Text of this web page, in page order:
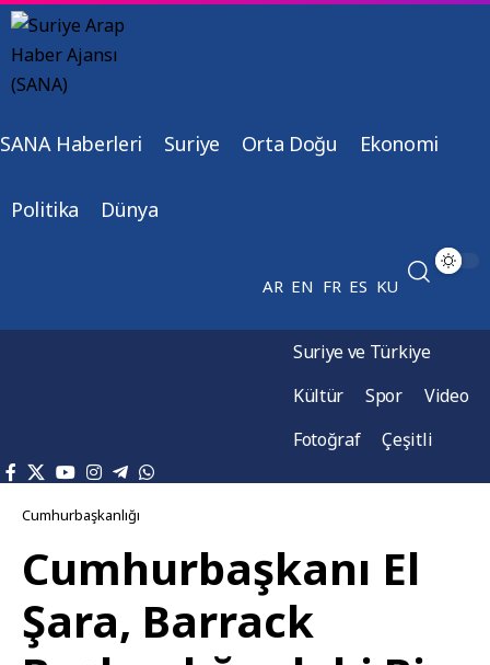
SANA Haberleri Suriye Orta Doğu Ekonomi
Politika Dünya
AR EN FR ES KU
Suriye ve Türkiye
Kültür
Spor
Video
Fotoğraf
Çeşitli
Cumhurbaşkanlığı
Cumhurbaşkanı El
Şara, Barrack